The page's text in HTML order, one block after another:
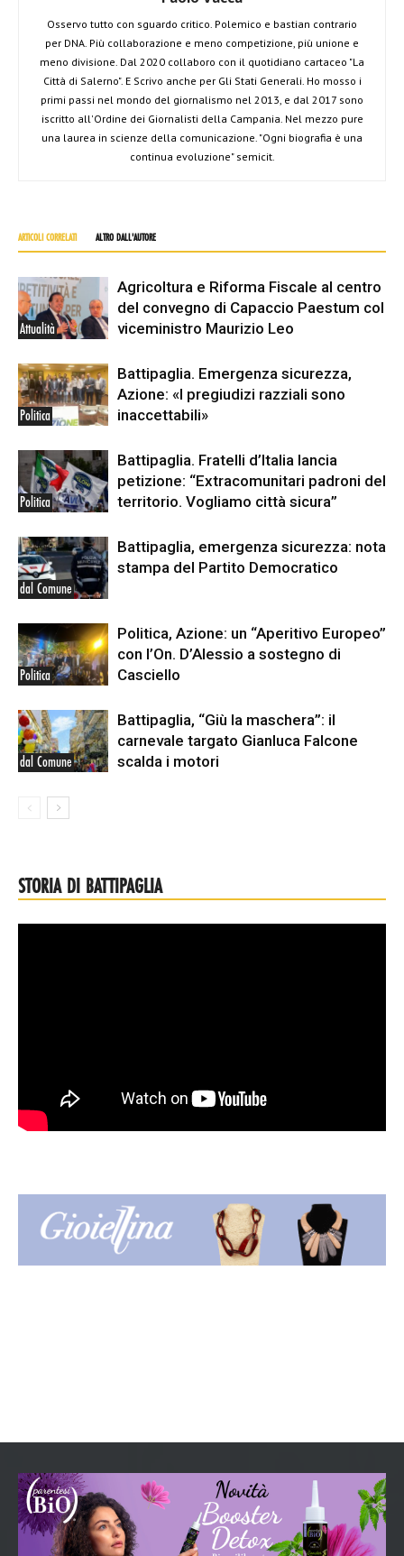
Osservo tutto con sguardo critico. Polemico e bastian contrario
per DNA. Più collaborazione e meno competizione, più unione e
meno divisione. Dal 2020 collaboro con il quotidiano cartaceo "La
Città di Salerno". E Scrivo anche per Gli Stati Generali. Ho mosso i
primi passi nel mondo del giornalismo nel 2013, e dal 2017 sono
iscritto all'Ordine dei Giornalisti della Campania. Nel mezzo pure
una laurea in scienze della comunicazione. "Ogni biografia è una
continua evoluzione" semicit.
ARTICOLI CORRELATI ALTRO DALL'AUTORE
Attualità
Agricoltura e Riforma Fiscale al centro
del convegno di Capaccio Paestum col
viceministro Maurizio Leo
Politica
Battipaglia. Emergenza sicurezza,
Azione: «I pregiudizi razziali sono
inaccettabili»
Politica
Battipaglia. Fratelli d’Italia lancia
petizione: “Extracomunitari padroni del
territorio. Vogliamo città sicura”
dal Comune
Battipaglia, emergenza sicurezza: nota
stampa del Partito Democratico
Politica
Politica, Azione: un “Aperitivo Europeo”
con l’On. D’Alessio a sostegno di
Casciello
dal Comune
Battipaglia, “Giù la maschera”: il
carnevale targato Gianluca Falcone
scalda i motori
STORIA DI BATTIPAGLIA